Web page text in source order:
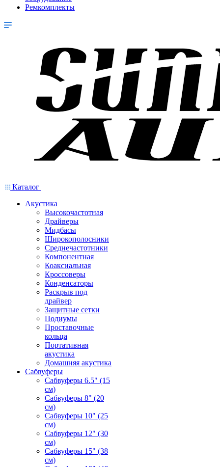
Ремкомплекты
Каталог
Акустика
Высокочастотная
Драйверы
Мидбасы
Широкополосники
Среднечастотники
Компонентная
Коаксиальная
Кроссоверы
Конденсаторы
Раскрыв под
драйвер
Защитные сетки
Подиумы
Проставочные
кольца
Портативная
акустика
Домашняя акустика
Сабвуферы
Сабвуферы 6.5" (15
см)
Сабвуферы 8" (20
см)
Сабвуферы 10" (25
см)
Сабвуферы 12" (30
см)
Сабвуферы 15" (38
см)